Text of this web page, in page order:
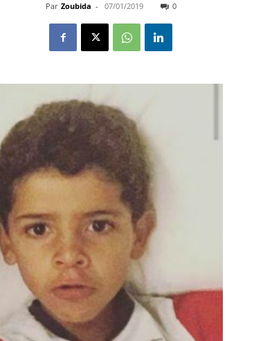
Par Zoubida - 07/01/2019 0